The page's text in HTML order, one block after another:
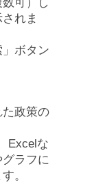
れま
ボタン
政策の
Excelな
ラフに
。